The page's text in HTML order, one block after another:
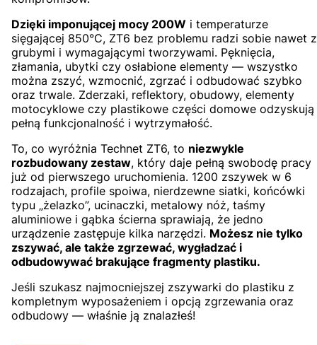
Dzięki imponującej mocy 200W i temperaturze
sięgającej 850°C, ZT6 bez problemu radzi sobie nawet z
grubymi i wymagającymi tworzywami. Pęknięcia,
złamania, ubytki czy osłabione elementy — wszystko
można zszyć, wzmocnić, zgrzać i odbudować szybko
oraz trwale. Zderzaki, reflektory, obudowy, elementy
motocyklowe czy plastikowe części domowe odzyskują
pełną funkcjonalność i wytrzymałość.
To, co wyróżnia Technet ZT6, to niezwykle
rozbudowany zestaw, który daje pełną swobodę pracy
już od pierwszego uruchomienia. 1200 zszywek w 6
rodzajach, profile spoiwa, nierdzewne siatki, końcówki
typu „żelazko”, ucinaczki, metalowy nóż, taśmy
aluminiowe i gąbka ścierna sprawiają, że jedno
urządzenie zastępuje kilka narzędzi. Możesz nie tylko
zszywać, ale także zgrzewać, wygładzać i
odbudowywać brakujące fragmenty plastiku.
Jeśli szukasz najmocniejszej zszywarki do plastiku z
kompletnym wyposażeniem i opcją zgrzewania oraz
odbudowy — właśnie ją znalazłeś!